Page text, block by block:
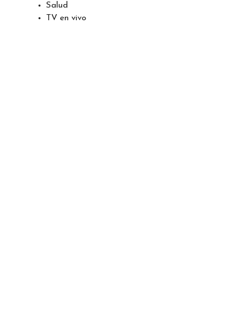
Salud
TV en vivo